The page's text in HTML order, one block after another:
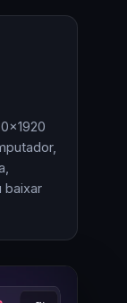
baixar